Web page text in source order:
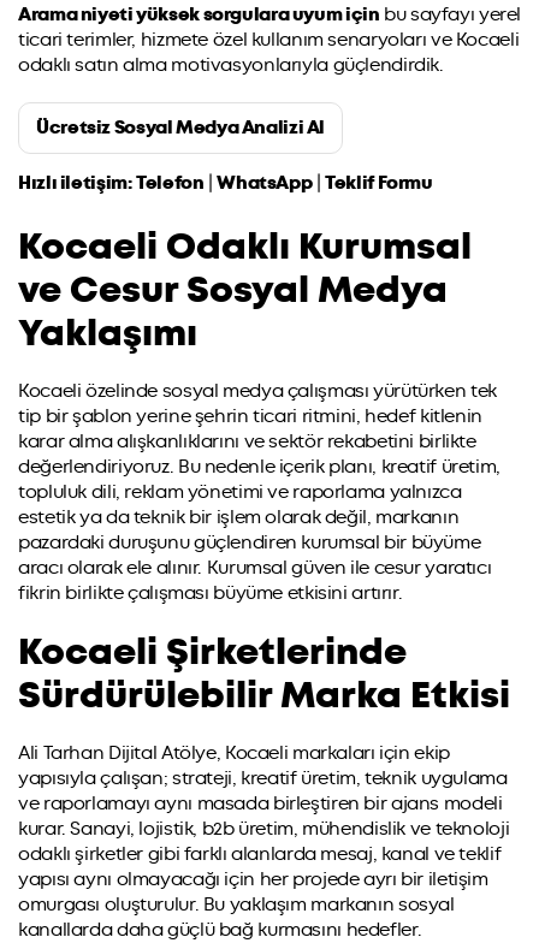
Arama niyeti yüksek sorgulara uyum için bu sayfayı yerel
ticari terimler, hizmete özel kullanım senaryoları ve Kocaeli
odaklı satın alma motivasyonlarıyla güçlendirdik.
Ücretsiz Sosyal Medya Analizi Al
Hızlı iletişim:Telefon |WhatsApp|Teklif Formu
Kocaeli Odaklı Kurumsal
ve Cesur Sosyal Medya
Yaklaşımı
Kocaeli özelinde sosyal medya çalışması yürütürken tek
tip bir şablon yerine şehrin ticari ritmini, hedef kitlenin
karar alma alışkanlıklarını ve sektör rekabetini birlikte
değerlendiriyoruz. Bu nedenle içerik planı, kreatif üretim,
topluluk dili, reklam yönetimi ve raporlama yalnızca
estetik ya da teknik bir işlem olarak değil, markanın
pazardaki duruşunu güçlendiren kurumsal bir büyüme
aracı olarak ele alınır. Kurumsal güven ile cesur yaratıcı
fikrin birlikte çalışması büyüme etkisini artırır.
Kocaeli Şirketlerinde
Sürdürülebilir Marka Etkisi
Ali Tarhan Dijital Atölye, Kocaeli markaları için ekip
yapısıyla çalışan; strateji, kreatif üretim, teknik uygulama
ve raporlamayı aynı masada birleştiren bir ajans modeli
kurar. Sanayi, lojistik, b2b üretim, mühendislik ve teknoloji
odaklı şirketler gibi farklı alanlarda mesaj, kanal ve teklif
yapısı aynı olmayacağı için her projede ayrı bir iletişim
omurgası oluşturulur. Bu yaklaşım markanın sosyal
kanallarda daha güçlü bağ kurmasını hedefler.